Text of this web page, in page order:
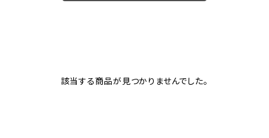
該当する商品が見つかりませんでした。